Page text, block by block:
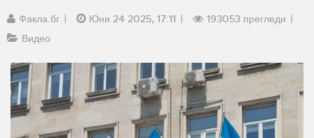
Факла.бг Юни 24 2025, 17:11
193053 прегледи
Видео